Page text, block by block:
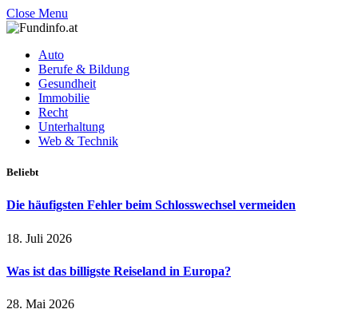
Close Menu
Auto
Berufe & Bildung
Gesundheit
Immobilie
Recht
Unterhaltung
Web & Technik
Beliebt
Die häufigsten Fehler beim Schlosswechsel vermeiden
18. Juli 2026
Was ist das billigste Reiseland in Europa?
28. Mai 2026